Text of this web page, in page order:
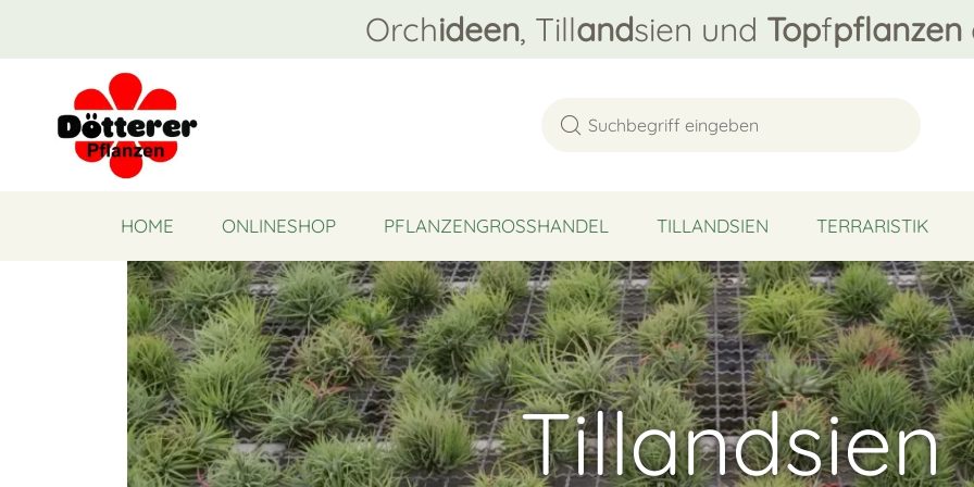
Orchideen, Tillandsien und Topfpflanzen
HOME ONLINESHOP PFLANZENGROSSHANDEL TILLANDSIEN TERRARISTIK
Tillandsien